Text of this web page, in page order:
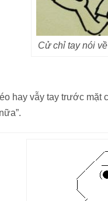
Cử chỉ tay nói
hay vẫy tay trước mặt